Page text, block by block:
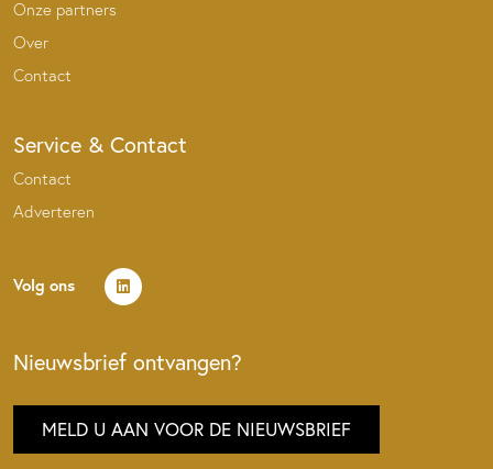
Onze partners
Over
Contact
Service & Contact
Contact
Adverteren
Volg ons
Nieuwsbrief ontvangen?
MELD U AAN VOOR DE NIEUWSBRIEF